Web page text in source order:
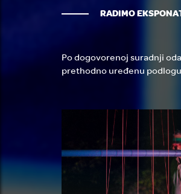
RADIMO
Po dogovorenoj suradnji
prethodno uređenu